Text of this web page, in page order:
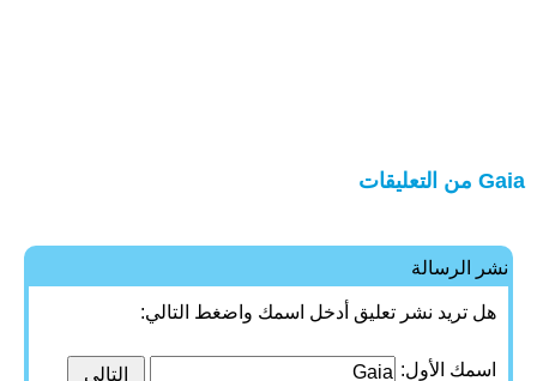
Gaia من التعليقات
نشر الرسالة
هل تريد نشر تعليق أدخل اسمك واضغط التالي:
اسمك الأول: